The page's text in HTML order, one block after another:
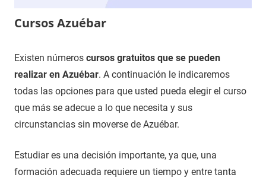
Cursos Azuébar
8
de
octubre
2021
Maria
Cursos
en
Castellón
Existen números cursos gratuitos que se pueden
realizar en Azuébar. A continuación le indicaremos
todas las opciones para que usted pueda elegir el curso
que más se adecue a lo que necesita y sus
circunstancias sin moverse de Azuébar.
Estudiar es una decisión importante, ya que, una
formación adecuada requiere un tiempo y entre tanta